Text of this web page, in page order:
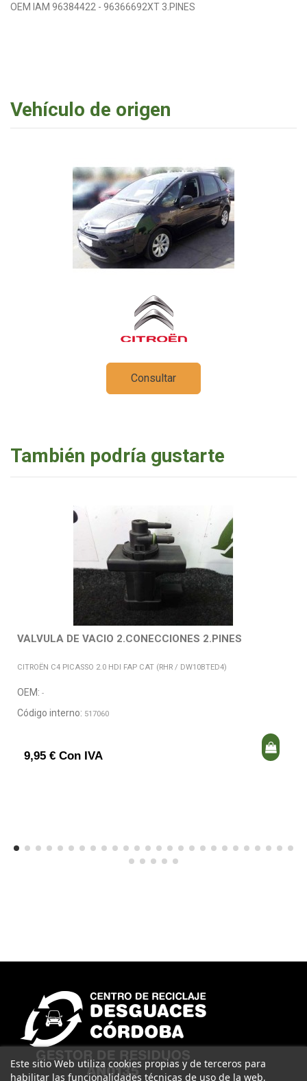
OEM IAM 96384422 - 96366692XT 3.PINES
Vehículo de origen
Consultar
También podría gustarte
VALVULA DE VACIO 2.CONECCIONES 2.PINES
CITROËN C4 PICASSO 2.0 HDI FAP CAT (RHR / DW10BTED4)
OEM: -
Código interno: 517060
9,95 € Con IVA
Este sitio Web utiliza cookies propias y de terceros para
habilitar las funcionalidades técnicas de uso de la web,